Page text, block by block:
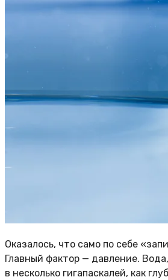
Оказалось, что само по себе
Главный фактор — давление.
в несколько гигапаскалей, как